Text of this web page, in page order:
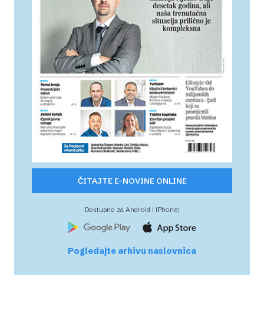
ČITAJTE E-NOVINE ONLINE
Dostupno za Android i iPhone:
Pogledajte arhivu naslovnica